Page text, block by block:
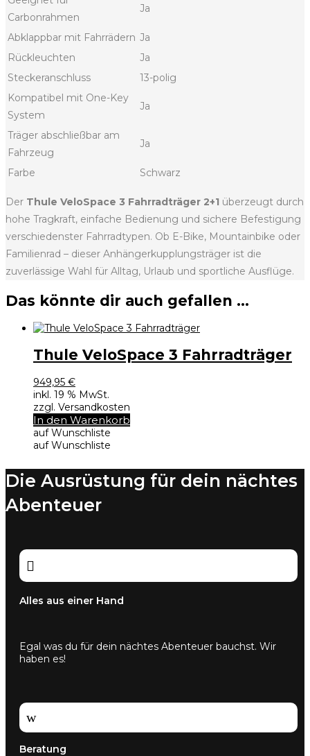
Carbonrahmen
Ja
Abklappbar mit Fahrrädern Ja
Rückleuchten
Ja
Steckeranschluss
13-polig
Kompatibel mit One-Key
System
Ja
Träger abschließbar am
Fahrzeug
Ja
Farbe Schwarz
Der Thule VeloSpace 3 Fahrradträger 2+1 überzeugt durch
hohe Tragkraft, einfache Bedienung und sichere Befestigung
verschiedenster Fahrradtypen. Ob E-Bike, Mountainbike oder
Familienrad – dieser Anhängerkupplungsträger ist die
zuverlässige Wahl für Alltag, Urlaub und sportliche Ausflüge.
Das könnte dir auch gefallen …
Thule VeloSpace 3 Fahrradträger
949,95 €
inkl. 19 % MwSt.
zzgl. Versandkosten
In den Warenkorb
auf Wunschliste
auf Wunschliste
Die Ausrüstung für dein nächtes
Abenteuer

Alles aus einer Hand
Egal was du für dein nächtes Abenteuer bauchst. Wir
haben es!
w
Beratung